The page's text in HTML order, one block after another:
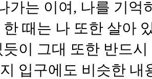
때는 나 또한 살아
이 그대 또한 반드시 잠들
입구에도 비슷한 내용이